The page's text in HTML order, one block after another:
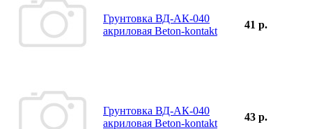
Грунтовка ВД-АК-040
акриловая Beton-kontakt
41 р.
Грунтовка ВД-АК-040
акриловая Beton-kontakt
43 р.